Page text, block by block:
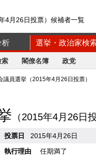
4月26日投票）候補者一覧
析 選挙・政治家検
索 閣僚名簿 政党
員選挙（2015年4月26日投票）
（2015年4月26日
投票日
2015年4月26日
執行理由
任期満了